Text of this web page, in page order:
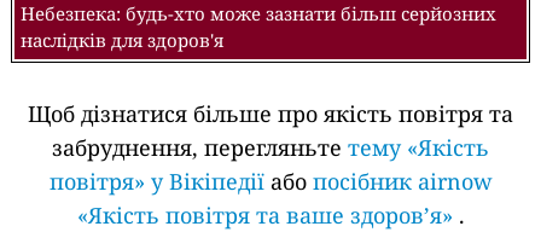
Небезпека: будь-хто може зазнати більш серйозних
наслідків для здоров'я
Щоб дізнатися більше про якість повітря та
забруднення, перегляньте тему «Якість
повітря» у Вікіпедіїабо посібник airnow
«Якість повітря та ваше здоров’я» .